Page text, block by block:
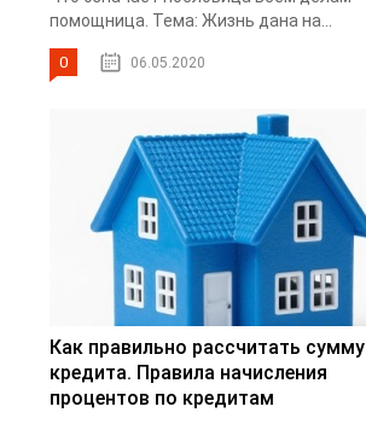
помощница. Тема: Жизнь дана на...
0 06.05.2020
Как правильно рассчитать сумму
кредита. Правила начисления
процентов по кредитам